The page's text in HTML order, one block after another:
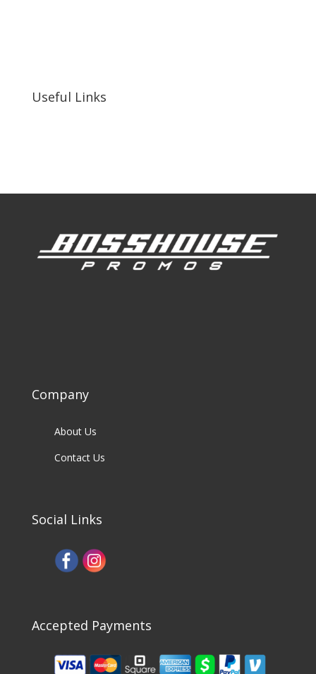
Useful Links
Company
About Us
Contact Us
Social Links
Accepted Payments